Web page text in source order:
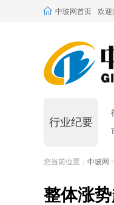
中玻网首页 欢迎
行业纪要
您当前位置： 中玻网 >
整体涨